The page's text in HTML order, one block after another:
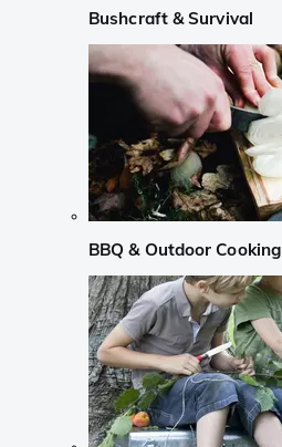
Bushcraft & Survival
BBQ & Outdoor Cooking